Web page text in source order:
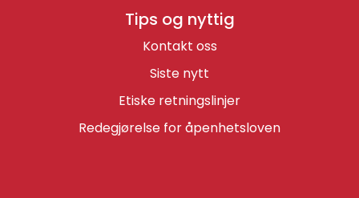
Tips og nyttig
Kontakt oss
Siste nytt
Etiske retningslinjer
Redegjørelse for åpenhetsloven